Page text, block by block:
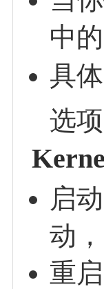
中
具
选
启
动
重